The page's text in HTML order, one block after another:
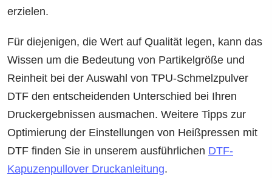
erzielen.
Für diejenigen, die Wert auf Qualität legen, kann das
Wissen um die Bedeutung von Partikelgröße und
Reinheit bei der Auswahl von TPU-Schmelzpulver
DTF den entscheidenden Unterschied bei Ihren
Druckergebnissen ausmachen. Weitere Tipps zur
Optimierung der Einstellungen von Heißpressen mit
DTF finden Sie in unserem ausführlichen DTF-
Kapuzenpullover Druckanleitung.